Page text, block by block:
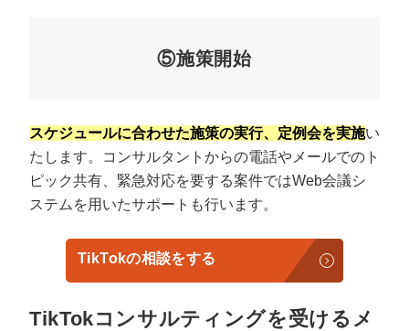
⑤施策開始
スケジュールに合わせた施策の実行、定例会を実施い
たします。コンサルタントからの電話やメールでのト
ピック共有、緊急対応を要する案件ではWeb会議シ
ステムを用いたサポートも行います。
TikTokの相談をする
TikTokコンサルティングを受けるメ